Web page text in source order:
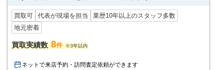
買取可 代表が現場を担当
業歴10年以上のスタッフ多数
地元密着
買取実績数 8件 ※3年以内
ネットで来店予約・訪問査定依頼ができます